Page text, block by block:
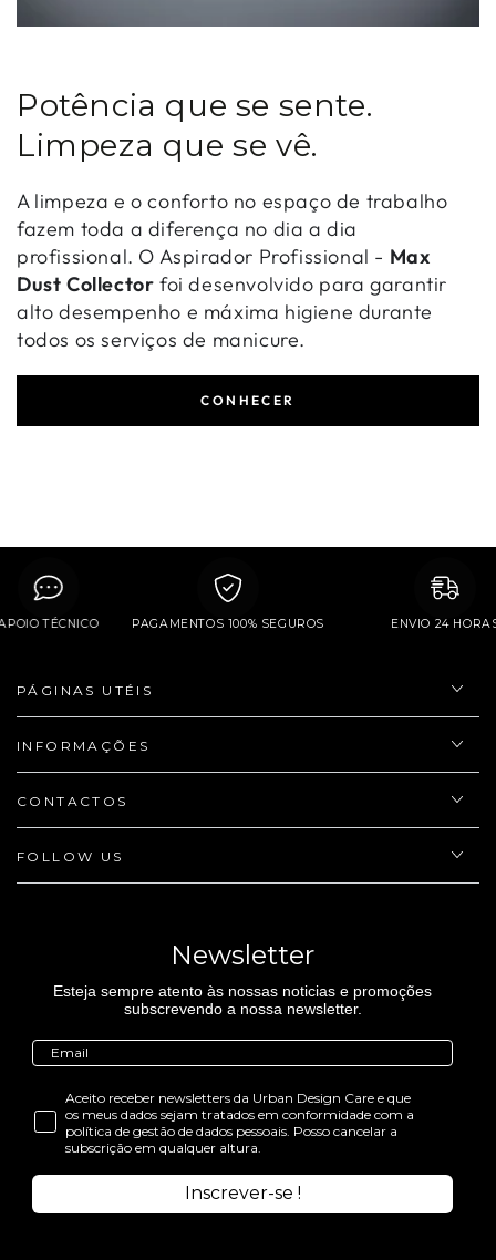
Potência que se sente.
Limpeza que se vê.
A limpeza e o conforto no espaço de trabalho
fazem toda a diferença no dia a dia
profissional. O Aspirador Profissional - Max
Dust Collector foi desenvolvido para garantir
alto desempenho e máxima higiene durante
todos os serviços de manicure.
CONHECER
APOIO TÉCNICO PAGAMENTOS 100% SEGUROS ENVIO 24
PÁGINAS UTÉIS
INFORMAÇÕES
CONTACTOS
FOLLOW US
Newsletter
Esteja sempre atento às nossas noticias e promoções
subscrevendo a nossa newsletter.
Aceito receber newsletters da Urban Design Care e que
os meus dados sejam tratados em conformidade com a
política de gestão de dados pessoais. Posso cancelar a
subscrição em qualquer altura.
Inscrever-se !